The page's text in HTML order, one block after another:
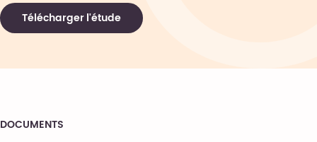
Télécharger l'étude
DOCUMENTS